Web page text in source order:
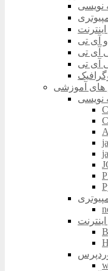
نویسی
آی تی
آی تی
آی تی
های آموزشی
نویسی